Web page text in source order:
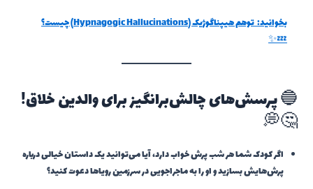
بخوانید:
توهم هیپناگوژیک (Hypnagogic Hallucinations) چیست؟
💤✨
🔵 پرسش‌های چالش‌برانگیز برای والدین خلاق!
🤔💭
اگر کودک شما هر شب پرش خواب دارد، آیا می‌توانید یک داستان خیالی درباره
پرش‌هایش بسازید و او را به ماجراجویی در سرزمین رویاها دعوت کنید؟